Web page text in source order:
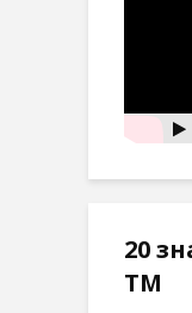
20
ТМ